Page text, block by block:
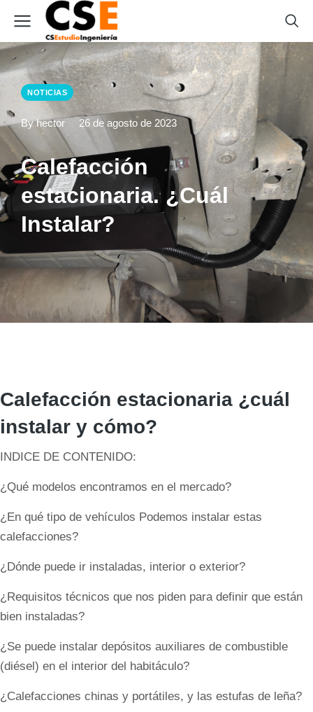
NOTICIAS
By hector 26 de agosto de 2023
Calefacción
estacionaria. ¿Cuál
Instalar?
Calefacción estacionaria ¿cuál
instalar y cómo?
INDICE DE CONTENIDO:
¿Qué modelos encontramos en el mercado?
¿En qué tipo de vehículos Podemos instalar estas
calefacciones?
¿Dónde puede ir instaladas, interior o exterior?
¿Requisitos técnicos que nos piden para definir que están
bien instaladas?
¿Se puede instalar depósitos auxiliares de combustible
(diésel) en el interior del habitáculo?
¿Calefacciones chinas y portátiles, y las estufas de leña?